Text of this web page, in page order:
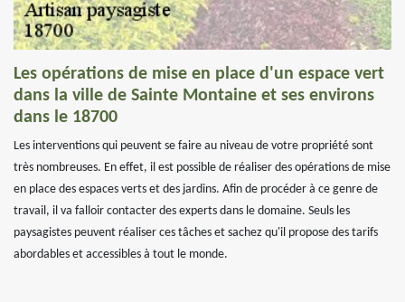
Les opérations de mise en place d'un espace vert
dans la ville de Sainte Montaine et ses environs
dans le 18700
Les interventions qui peuvent se faire au niveau de votre propriété sont
très nombreuses. En effet, il est possible de réaliser des opérations de mise
en place des espaces verts et des jardins. Afin de procéder à ce genre de
travail, il va falloir contacter des experts dans le domaine. Seuls les
paysagistes peuvent réaliser ces tâches et sachez qu'il propose des tarifs
abordables et accessibles à tout le monde.